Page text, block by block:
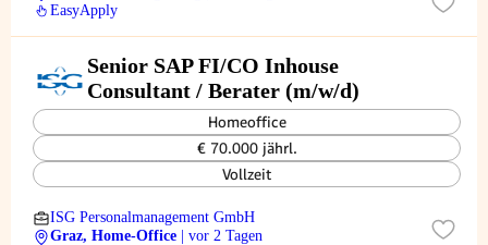
EasyApply
Senior SAP FI/CO Inhouse
Consultant / Berater (m/w/d)
Homeoffice
€ 70.000 jährl.
Vollzeit
ISG Personalmanagement GmbH
Graz, Home-Office
| vor 2 Tagen